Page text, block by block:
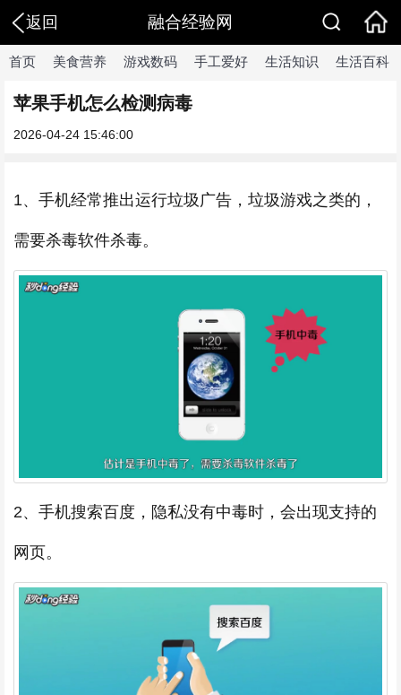
返回 融合经验网
首页 美食营养 游戏数码 手工爱好 生活知识 生活百科
苹果手机怎么检测病毒
2026-04-24 15:46:00
1、手机经常推出运行垃圾广告，垃圾游戏之类的，
需要杀毒软件杀毒。
2、手机搜索百度，隐私没有中毒时，会出现支持的
网页。